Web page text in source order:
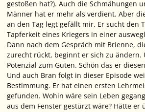
gestoßen hat?). Auch die Schmähungen
Männer hat er mehr als verdient. Aber
an den Tag legt gefällt mir. Er sucht den
Tapferkeit eines Kriegers in einer
Dann nach dem Gespräch mit Brienne,
zurecht rückt, beginnt er sich zu ändern.
Potenzial zum Guten. Schön das er
Und auch Bran folgt in dieser Episode
Bestimmung. Er hat einen ersten
gefunden. Wohin wäre sein Leben
aus dem Fenster gestürzt wäre? Hätte er